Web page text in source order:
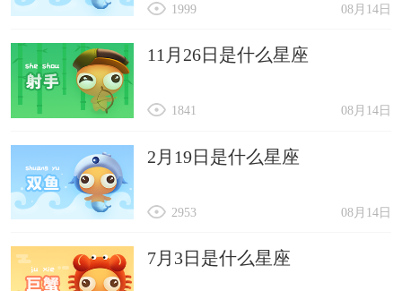
08月14日
1999
11月26日是什么星座
08月14日
1841
2月19日是什么星座
08月14日
2953
7月3日是什么星座